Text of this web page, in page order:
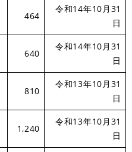
464
令和14年10月31
日
640
令和14年10月31
日
810
令和13年10月31
日
1,240
令和13年10月31
日